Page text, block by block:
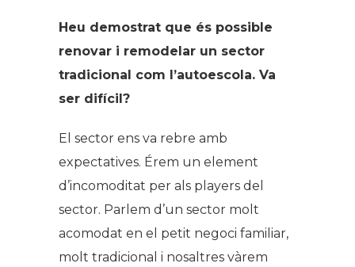
Heu demostrat que és possible
renovar i remodelar un sector
tradicional com l’autoescola. Va
ser difícil?
El sector ens va rebre amb
expectatives. Érem un element
d’incomoditat per als players del
sector. Parlem d’un sector molt
acomodat en el petit negoci familiar,
molt tradicional i nosaltres vàrem